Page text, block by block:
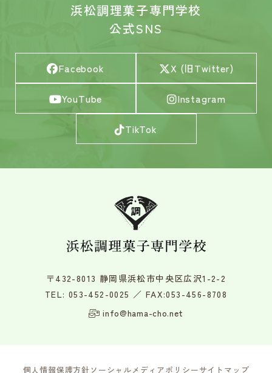
浜松調理菓子専門学校
公式SNS
Facebook X (旧Twitter)
YouTube Instagram
TikTok
〒432-8013 静岡県浜松市中央区広沢1-2-2
TEL: 053-452-0025 ／ FAX:053-456-8708
info@hama-cho.net
個人情報保護方針ソーシャルメディアポリシーサイトマップ